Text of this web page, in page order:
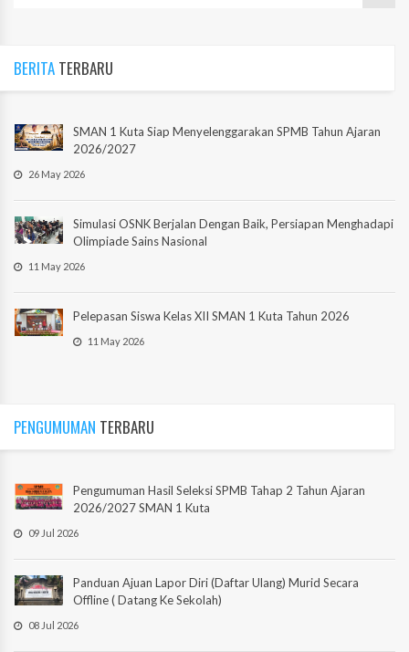
BERITA TERBARU
SMAN 1 Kuta Siap Menyelenggarakan SPMB Tahun Ajaran
2026/2027
26 May 2026
Simulasi OSNK Berjalan Dengan Baik, Persiapan Menghadapi
Olimpiade Sains Nasional
11 May 2026
Pelepasan Siswa Kelas XII SMAN 1 Kuta Tahun 2026
11 May 2026
PENGUMUMAN TERBARU
Pengumuman Hasil Seleksi SPMB Tahap 2 Tahun Ajaran
2026/2027 SMAN 1 Kuta
09 Jul 2026
Panduan Ajuan Lapor Diri (Daftar Ulang) Murid Secara
Offline ( Datang Ke Sekolah)
08 Jul 2026